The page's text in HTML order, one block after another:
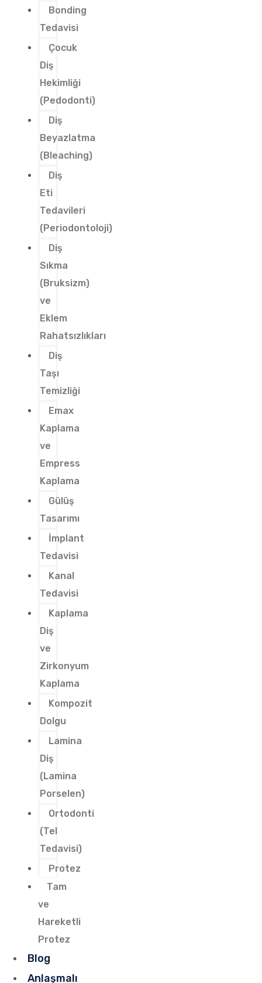
Bonding
Tedavisi
Çocuk
Diş
Hekimliği
(Pedodonti)
Diş
Beyazlatma
(Bleaching)
Diş
Eti
Tedavileri
(Periodontoloji)
Diş
Sıkma
(Bruksizm)
ve
Eklem
Rahatsızlıkları
Diş
Taşı
Temizliği
Emax
Kaplama
ve
Empress
Kaplama
Gülüş
Tasarımı
İmplant
Tedavisi
Kanal
Tedavisi
Kaplama
Diş
ve
Zirkonyum
Kaplama
Kompozit
Dolgu
Lamina
Diş
(Lamina
Porselen)
Ortodonti
(Tel
Tedavisi)
Protez
Tam
ve
Hareketli
Protez
Blog
Anlaşmalı